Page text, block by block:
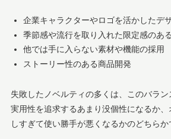
企業キャラクターやロゴを活かしたデ
季節感や流行を取り入れた限定感のあ
他では手に入らない素材や機能の採用
ストーリー性のある商品開発
失敗したノベルティの多くは、このバラン
実用性を追求するあまり没個性になるか
しすぎて使い勝手が悪くなるかのどちらか